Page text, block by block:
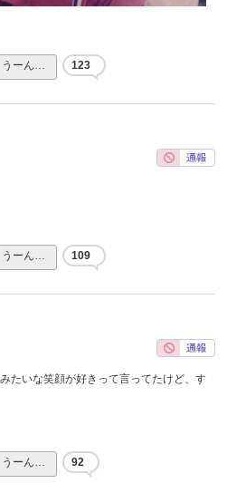
うーん… 123
うーん… 109
たいな笑顔が好きって言ってたけど、す
うーん… 92